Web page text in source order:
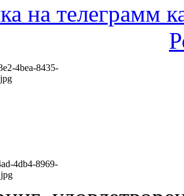
на телеграмм